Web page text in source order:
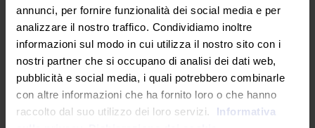
annunci, per fornire funzionalità dei social media e per
analizzare il nostro traffico. Condividiamo inoltre
informazioni sul modo in cui utilizza il nostro sito con i
nostri partner che si occupano di analisi dei dati web,
pubblicità e social media, i quali potrebbero combinarle
con altre informazioni che ha fornito loro o che hanno
raccolto dal suo utilizzo dei loro servizi.
Informativa
DESTINATARI
Il master è rivolto a docenti e aspiranti docenti
delle scuole di ogni ordine e grado che
intendono acquisire competenze e
metodologie specifiche per individuare i